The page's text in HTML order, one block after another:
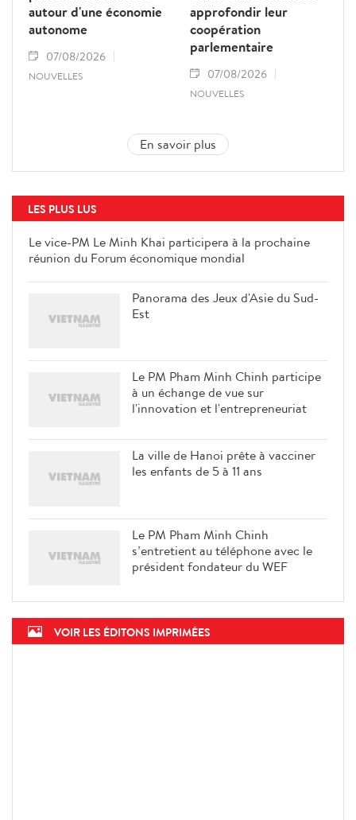
autour d'une économie
autonome
07/08/2026
NOUVELLES
approfondir leur
coopération
parlementaire
07/08/2026
NOUVELLES
En savoir plus
LES PLUS LUS
Le vice-PM Le Minh Khai participera à la prochaine
réunion du Forum économique mondial
Panorama des Jeux d'Asie du Sud-
Est
Le PM Pham Minh Chinh participe
à un échange de vue sur
l'innovation et l'entrepreneuriat
La ville de Hanoi prête à vacciner
les enfants de 5 à 11 ans
Le PM Pham Minh Chinh
s’entretient au téléphone avec le
président fondateur du WEF
VOIR LES ÉDITONS IMPRIMÉES